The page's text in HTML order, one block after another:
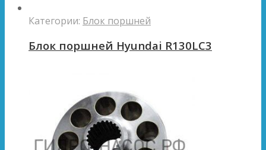
Категории: Блок поршней
Блок поршней Hyundai R130LC3